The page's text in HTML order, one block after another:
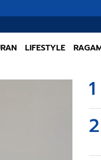
5 Fakta
LIFESTYLE